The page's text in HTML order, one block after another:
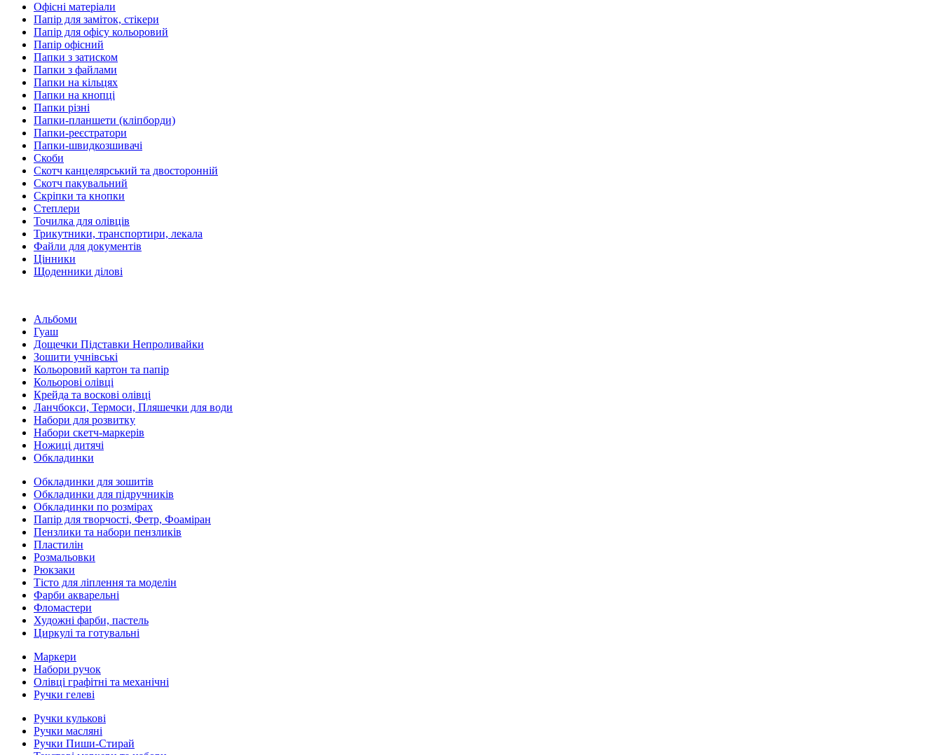
Офісні матеріали
Папір для заміток, стікери
Папір для офісу кольоровий
Папір офісний
Папки з затиском
Папки з файлами
Папки на кільцях
Папки на кнопці
Папки різні
Папки-планшети (кліпборди)
Папки-реєстратори
Папки-швидкозшивачі
Скоби
Скотч канцелярський та двосторонній
Скотч пакувальний
Скріпки та кнопки
Степлери
Точилка для олівців
Трикутники, транспортири, лекала
Файли для документів
Цінники
Щоденники ділові
Альбоми
Гуаш
Дощечки Підставки Непроливайки
Зошити учнівські
Кольоровий картон та папір
Кольорові олівці
Крейда та воскові олівці
Ланчбокси, Термоси, Пляшечки для води
Набори для розвитку
Набори скетч-маркерів
Ножиці дитячі
Обкладинки
Обкладинки для зошитів
Обкладинки для підручників
Обкладинки по розмірах
Папір для творчості, Фетр, Фоаміран
Пензлики та набори пензликів
Пластилін
Розмальовки
Рюкзаки
Тісто для ліплення та моделін
Фарби акварельні
Фломастери
Художні фарби, пастель
Циркулі та готувальні
Маркери
Набори ручок
Олівці графітні та механічні
Ручки гелеві
Ручки кулькові
Ручки масляні
Ручки Пиши-Стирай